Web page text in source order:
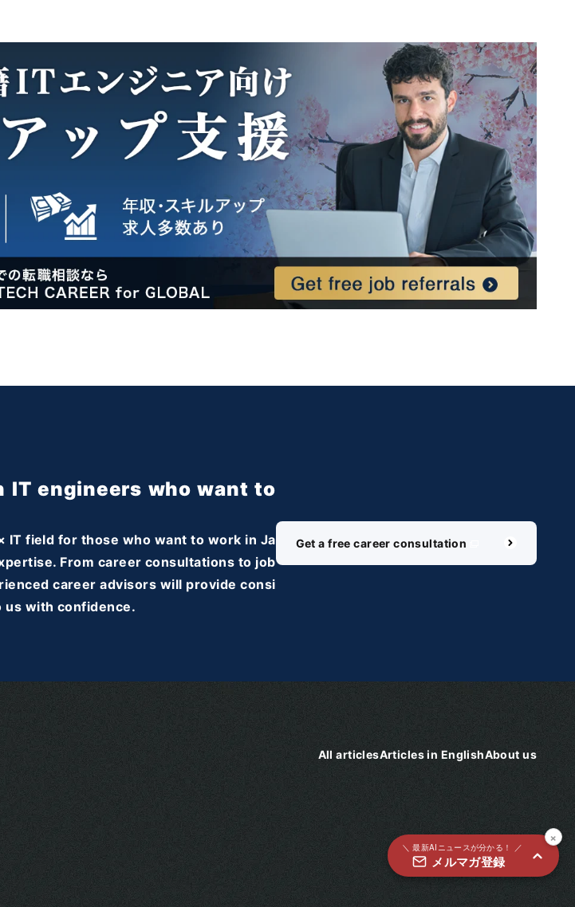
engineers who want to
IT field for those who want to work in Ja
From career consultations to job
career advisors will provide consi
us with confidence.
Get a free career consultation
All articlesArticles in EnglishAbout us
＼ 最新AIニュースが分かる！ ／
メルマガ登録
×
＼ 最新AIニュースが分かる！ ／
メルマガ登録
個人情報の取り扱いに同意する
個人情報の取り扱いについてはこちらから